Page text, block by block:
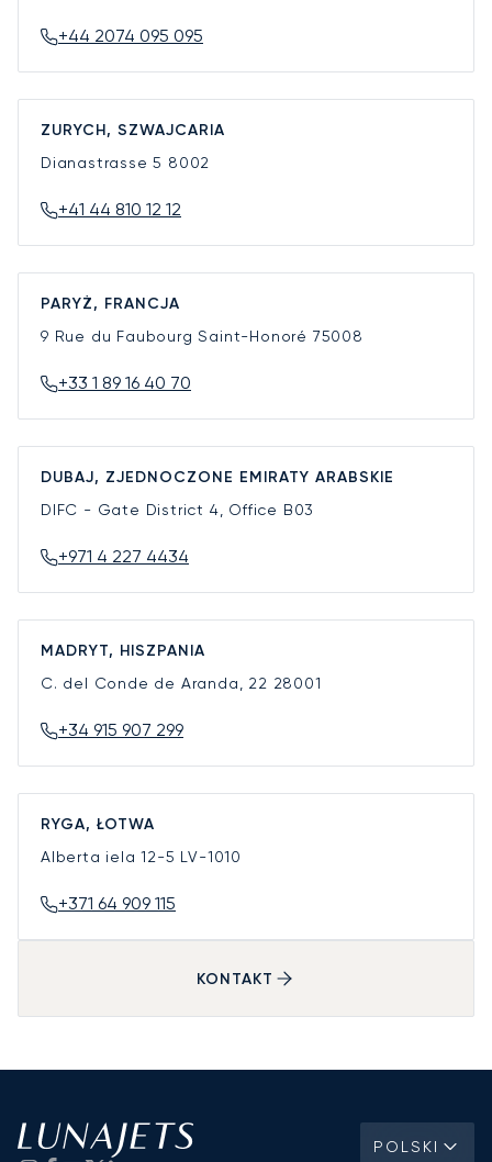
+44 2074 095 095
ZURYCH, SZWAJCARIA
Dianastrasse 5 8002
+41 44 810 12 12
PARYŻ, FRANCJA
9 Rue du Faubourg Saint-Honoré 75008
+33 1 89 16 40 70
DUBAJ, ZJEDNOCZONE EMIRATY ARABSKIE
DIFC - Gate District 4, Office B03
+971 4 227 4434
MADRYT, HISZPANIA
C. del Conde de Aranda, 22 28001
+34 915 907 299
RYGA, ŁOTWA
Alberta iela 12-5 LV-1010
+371 64 909 115
KONTAKT
POLSKI